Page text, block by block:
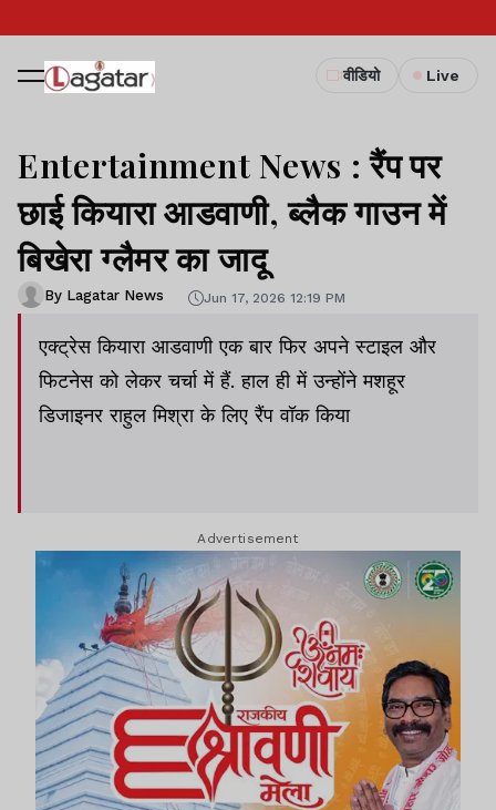
वीडियो Live
Entertainment News : रैंप पर
छाई कियारा आडवाणी, ब्लैक गाउन में
बिखेरा ग्लैमर का जादू
By Lagatar News Jun 17, 2026 12:19 PM
एक्ट्रेस कियारा आडवाणी एक बार फिर अपने स्टाइल और
फिटनेस को लेकर चर्चा में हैं. हाल ही में उन्होंने मशहूर
डिजाइनर राहुल मिश्रा के लिए रैंप वॉक किया
Advertisement